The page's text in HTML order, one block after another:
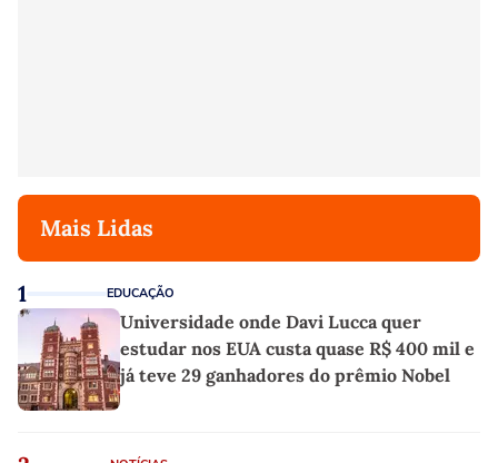
Mais Lidas
1 EDUCAÇÃO
Universidade onde Davi Lucca quer
estudar nos EUA custa quase R$ 400 mil e
já teve 29 ganhadores do prêmio Nobel